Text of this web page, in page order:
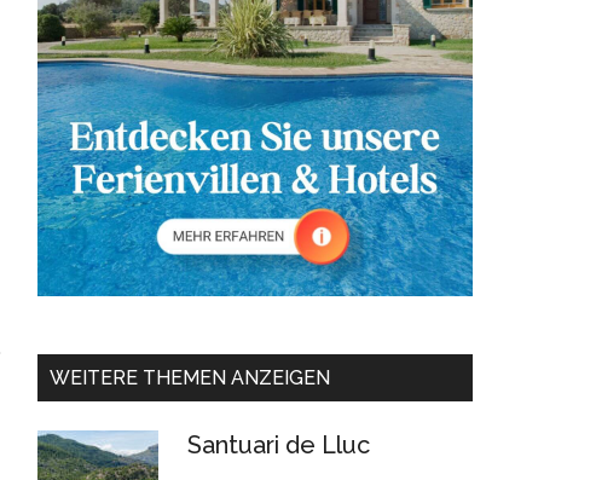
WEITERE THEMEN ANZEIGEN
Santuari de Lluc